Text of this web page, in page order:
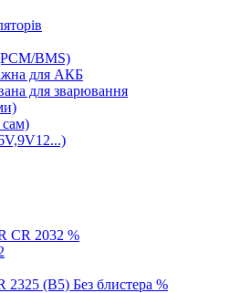
BMS)
для АКБ
для зварювання
%
%